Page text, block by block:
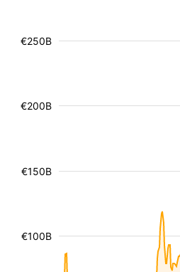
€100B
€150B
€200B
€250B